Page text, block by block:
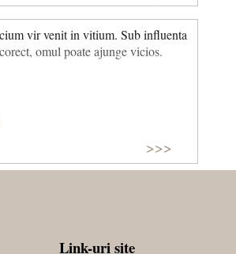
vir venit in vitium. Sub influenta
omul poate ajunge vicios.
>>>
Link-uri site